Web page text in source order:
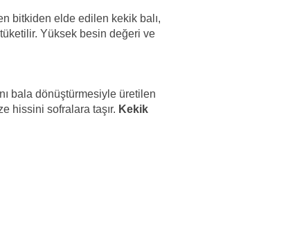
bitkiden elde edilen kekik balı,
Yüksek besin değeri ve
bala dönüştürmesiyle üretilen
hissini sofralara taşır. Kekik